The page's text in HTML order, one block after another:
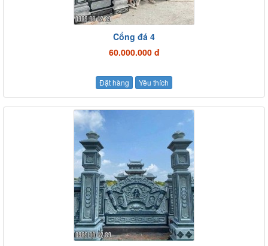
Cổng đá 4
60.000.000 đ
Đặt hàng Yêu thích